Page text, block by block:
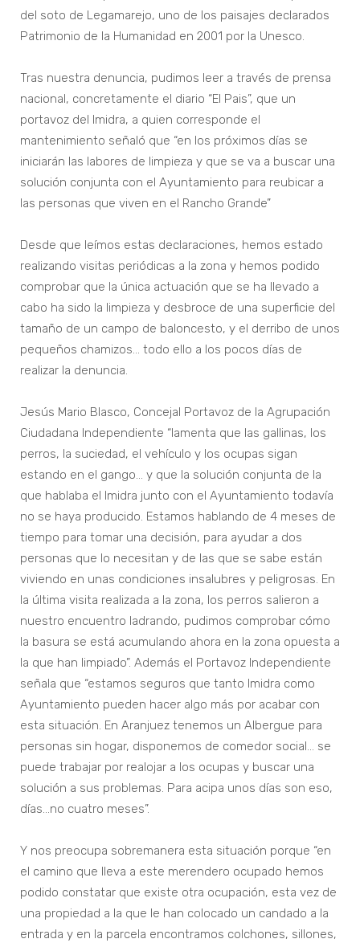
del soto de Legamarejo, uno de los paisajes declarados
Patrimonio de la Humanidad en 2001 por la Unesco.
Tras nuestra denuncia, pudimos leer a través de prensa
nacional, concretamente el diario “El Pais”, que un
portavoz del Imidra, a quien corresponde el
mantenimiento señaló que “en los próximos días se
iniciarán las labores de limpieza y que se va a buscar una
solución conjunta con el Ayuntamiento para reubicar a
las personas que viven en el Rancho Grande”
Desde que leímos estas declaraciones, hemos estado
realizando visitas periódicas a la zona y hemos podido
comprobar que la única actuación que se ha llevado a
cabo ha sido la limpieza y desbroce de una superficie del
tamaño de un campo de baloncesto, y el derribo de unos
pequeños chamizos… todo ello a los pocos días de
realizar la denuncia.
Jesús Mario Blasco, Concejal Portavoz de la Agrupación
Ciudadana Independiente “lamenta que las gallinas, los
perros, la suciedad, el vehículo y los ocupas sigan
estando en el gango… y que la solución conjunta de la
que hablaba el Imidra junto con el Ayuntamiento todavía
no se haya producido. Estamos hablando de 4 meses de
tiempo para tomar una decisión, para ayudar a dos
personas que lo necesitan y de las que se sabe están
viviendo en unas condiciones insalubres y peligrosas. En
la última visita realizada a la zona, los perros salieron a
nuestro encuentro ladrando, pudimos comprobar cómo
la basura se está acumulando ahora en la zona opuesta a
la que han limpiado”. Además el Portavoz Independiente
señala que “estamos seguros que tanto Imidra como
Ayuntamiento pueden hacer algo más por acabar con
esta situación. En Aranjuez tenemos un Albergue para
personas sin hogar, disponemos de comedor social… se
puede trabajar por realojar a los ocupas y buscar una
solución a sus problemas. Para acipa unos días son eso,
días…no cuatro meses”.
Y nos preocupa sobremanera esta situación porque “en
el camino que lleva a este merendero ocupado hemos
podido constatar que existe otra ocupación, esta vez de
una propiedad a la que le han colocado un candado a la
entrada y en la parcela encontramos colchones, sillones,